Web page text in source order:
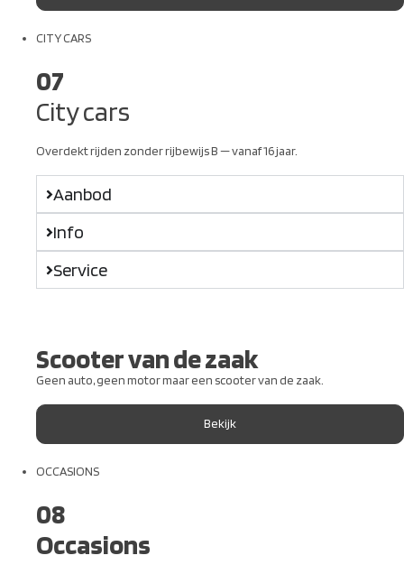
CITY CARS
07
City cars
Overdekt rijden zonder rijbewijs B — vanaf 16 jaar.
Aanbod
Info
Service
Scooter van de zaak
Geen auto, geen motor maar een scooter van de zaak.
Bekijk
OCCASIONS
08
Occasions